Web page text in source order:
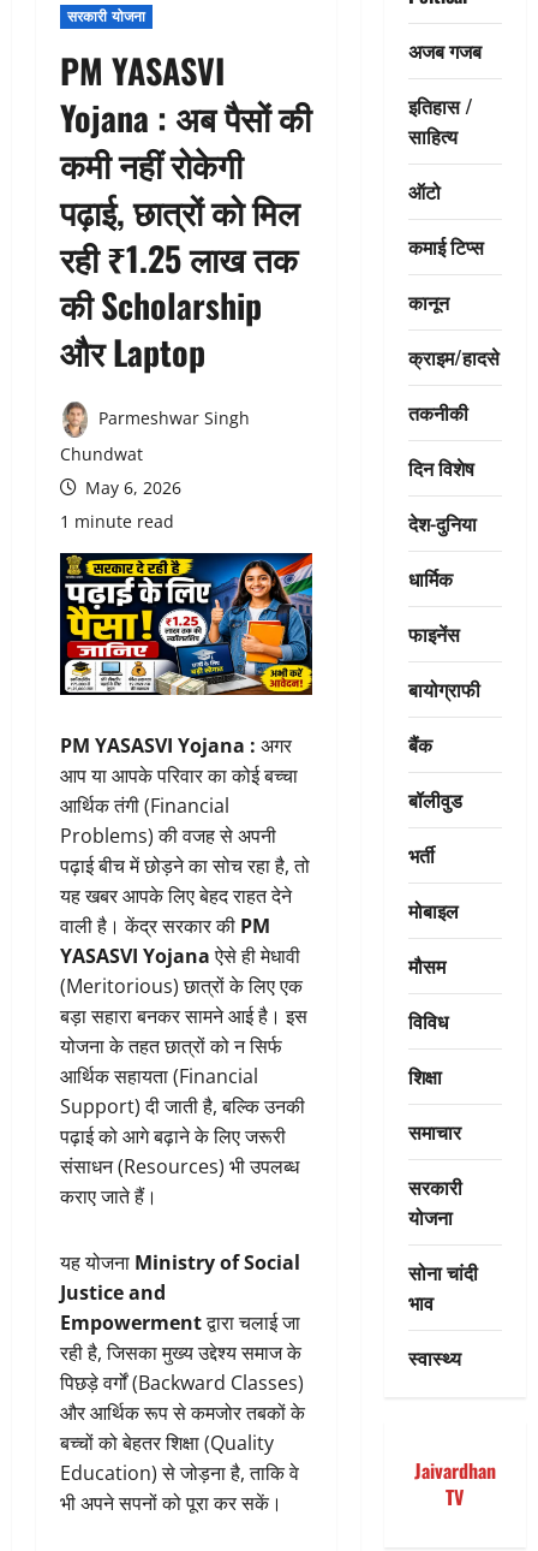
सरकारी योजना
PM YASASVI
Yojana : अब पैसों की
कमी नहीं रोकेगी
पढ़ाई, छात्रों को मिल
रही ₹1.25 लाख तक
की Scholarship
और Laptop
Parmeshwar Singh
Chundwat
May 6, 2026
1 minute read
PM YASASVI Yojana : अगर
आप या आपके परिवार का कोई बच्चा
आर्थिक तंगी (Financial
Problems) की वजह से अपनी
पढ़ाई बीच में छोड़ने का सोच रहा है, तो
यह खबर आपके लिए बेहद राहत देने
वाली है। केंद्र सरकार की PM
YASASVI Yojanaऐसे ही मेधावी
(Meritorious) छात्रों के लिए एक
बड़ा सहारा बनकर सामने आई है। इस
योजना के तहत छात्रों को न सिर्फ
आर्थिक सहायता (Financial
Support) दी जाती है, बल्कि उनकी
पढ़ाई को आगे बढ़ाने के लिए जरूरी
संसाधन (Resources) भी उपलब्ध
कराए जाते हैं।
यह योजना Ministry of Social
Justice and
Empowermentद्वारा चलाई जा
रही है, जिसका मुख्य उद्देश्य समाज के
पिछड़े वर्गों (Backward Classes)
और आर्थिक रूप से कमजोर तबकों के
बच्चों को बेहतर शिक्षा (Quality
Education) से जोड़ना है, ताकि वे
भी अपने सपनों को पूरा कर सकें।
अजब गजब
इतिहास /
साहित्य
ऑटो
कमाई टिप्स
कानून
क्राइम/हादसे
तकनीकी
दिन विशेष
देश-दुनिया
धार्मिक
फाइनेंस
बायोग्राफी
बैंक
बॉलीवुड
भर्ती
मोबाइल
मौसम
विविध
शिक्षा
समाचार
सरकारी
योजना
सोना चांदी
भाव
स्वास्थ्य
Jaivardhan
TV